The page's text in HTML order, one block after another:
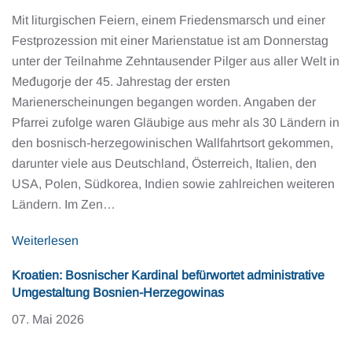
Mit liturgischen Feiern, einem Friedensmarsch und einer
Festprozession mit einer Marienstatue ist am Donnerstag
unter der Teilnahme Zehntausender Pilger aus aller Welt in
Međugorje der 45. Jahrestag der ersten
Marienerscheinungen begangen worden. Angaben der
Pfarrei zufolge waren Gläubige aus mehr als 30 Ländern in
den bosnisch-herzegowinischen Wallfahrtsort gekommen,
darunter viele aus Deutschland, Österreich, Italien, den
USA, Polen, Südkorea, Indien sowie zahlreichen weiteren
Ländern. Im Zen…
Weiterlesen
Kroatien: Bosnischer Kardinal befürwortet administrative
Umgestaltung Bosnien-Herzegowinas
07. Mai 2026